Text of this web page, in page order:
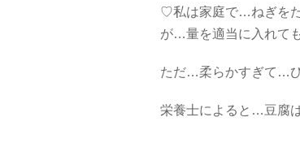
♡私は家庭で…ねぎを
が…量を適当に入れて
ただ…柔らかすぎて…
栄養士によると…豆腐